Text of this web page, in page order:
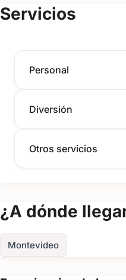
Servicios
Personal
Diversión
Otros servicios
¿A dónde
Montevideo